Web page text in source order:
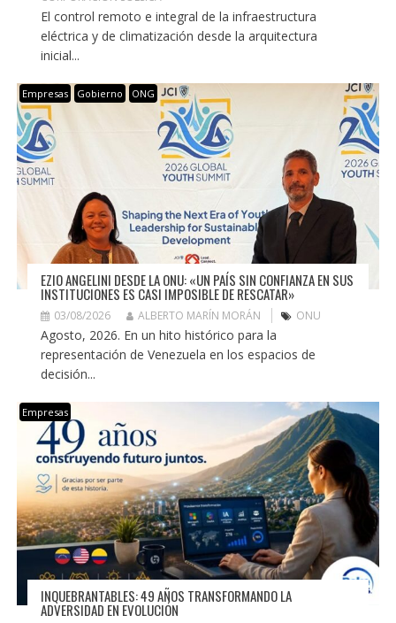
El control remoto e integral de la infraestructura
eléctrica y de climatización desde la arquitectura
inicial...
Empresas Gobierno ONG
EZIO ANGELINI DESDE LA ONU: «UN PAÍS SIN CONFIANZA EN SUS
INSTITUCIONES ES CASI IMPOSIBLE DE RESCATAR»
03/08/2026 ALBERTO MARÍN MORÁN ONU
Agosto, 2026. En un hito histórico para la
representación de Venezuela en los espacios de
decisión...
Empresas
INQUEBRANTABLES: 49 AÑOS TRANSFORMANDO LA
ADVERSIDAD EN EVOLUCIÓN